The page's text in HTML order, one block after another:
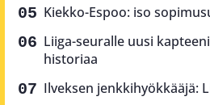
Kiekko-Espoo: iso
Liiga-seuralle uusi
historiaa
Ilveksen jenkkihyökkääjä: